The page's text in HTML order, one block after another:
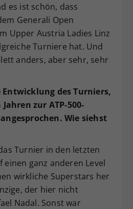
es ist schön, dass
Generali Open
Upper Austria Ladies Linz
Turniere hat. Und
anders, aber sehr, sehr
des Turniers,
zur ATP-500-
Wie siehst
Turnier in den letzten
einen ganz anderen Level
wirkliche Superstars her
der hier nicht
Nadal. Sonst war